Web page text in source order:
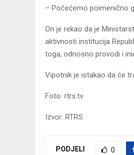
– Počećemo poimenično
On je rekao da je
aktivnosti institucija
toga, odnosno provodi i
Vipotnik je istakao da će
Foto: rtrs.tv
Izvor: RTRS
PODJELI 0